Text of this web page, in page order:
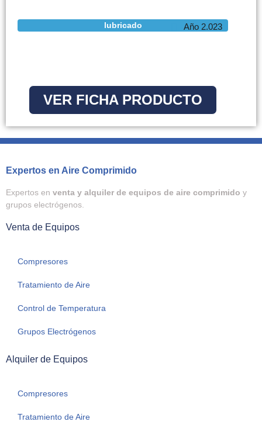
lubricado Año 2.023
VER FICHA PRODUCTO
Expertos en Aire Comprimido
Expertos en venta y alquiler de equipos de aire comprimido y
grupos electrógenos.
Venta de Equipos
Compresores
Tratamiento de Aire
Control de Temperatura
Grupos Electrógenos
Alquiler de Equipos
Compresores
Tratamiento de Aire